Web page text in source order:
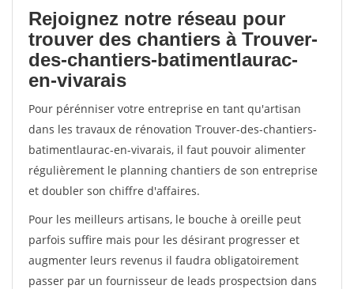
Rejoignez notre réseau pour
trouver des chantiers à Trouver-
des-chantiers-batimentlaurac-
en-vivarais
Pour pérénniser votre entreprise en tant qu'artisan
dans les travaux de rénovation Trouver-des-chantiers-
batimentlaurac-en-vivarais, il faut pouvoir alimenter
régulièrement le planning chantiers de son entreprise
et doubler son chiffre d'affaires.
Pour les meilleurs artisans, le bouche à oreille peut
parfois suffire mais pour les désirant progresser et
augmenter leurs revenus il faudra obligatoirement
passer par un fournisseur de leads prospectsion dans